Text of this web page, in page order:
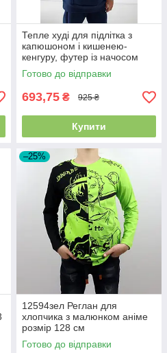
Тепле худі для підлітка з
капюшоном і кишенею-
кенгуру, футер із начосом
розмір 164
Готово до відправки
693,75 ₴ 925 ₴
Купити
–25%
12594зел Реглан для
хлопчика з малюнком аніме
розмір 128 см
Готово до відправки